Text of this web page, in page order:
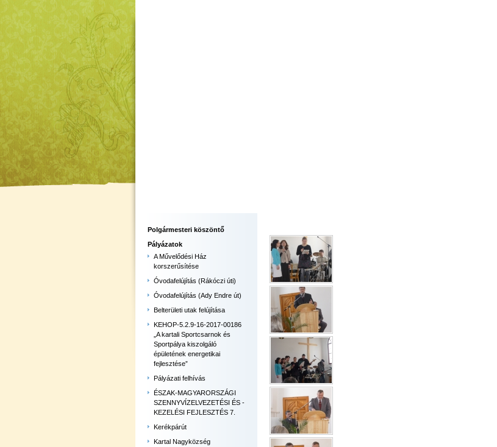
Polgármesteri köszöntő
Pályázatok
A Művelődési Ház
korszerűsítése
Óvodafelújítás (Rákóczi úti)
Óvodafelújítás (Ady Endre út)
Belterületi utak felújítása
KEHOP-5.2.9-16-2017-00186
„A kartali Sportcsarnok és
Sportpálya kiszolgáló
épületének energetikai
fejlesztése”
Pályázati felhívás
ÉSZAK-MAGYARORSZÁGI
SZENNYVÍZELVEZETÉSI ÉS -
KEZELÉSI FEJLESZTÉS 7.
Kerékpárút
Kartal Nagyközség